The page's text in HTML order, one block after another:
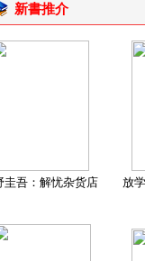
新書推介
圭吾：解忧杂货店 放